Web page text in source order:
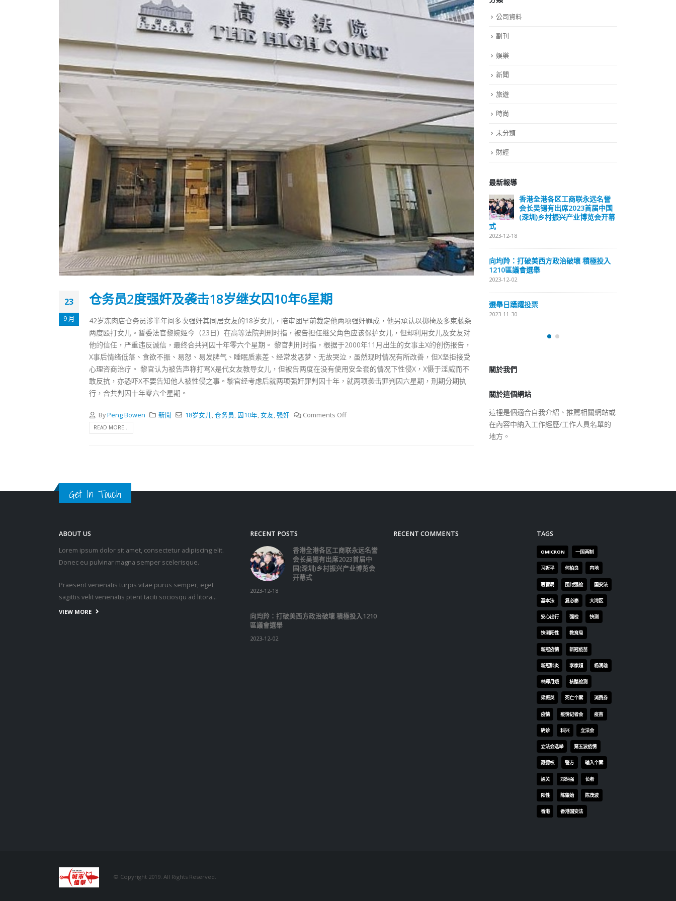
23
9 月
仓务员2度强奸及袭击18岁继女囚10年6星期
42岁冻肉店仓务员涉半年间多次强奸其同居女友的18岁女儿，陪审团早前裁定他两项强奸罪成，他另承认以掷椅及多束藤条
两度殴打女儿。暂委法官黎婉姫今（23日）在高等法院判刑时指，被告担任继父角色应该保护女儿，但却利用女儿及女友对
他的信任，严重违反诚信，最终合共判囚十年零六个星期。 黎官判刑时指，根据于2000年11月出生的女事主X的创伤报告，
X事后情绪低落、食欲不振、易怒、易发脾气、睡眠质素差、经常发恶梦、无故哭泣，虽然现时情况有所改善，但X坚拒接受
心理咨商治疗。 黎官认为被告声称打骂X是代女友教导女儿，但被告两度在没有使用安全套的情况下性侵X，X慑于淫威而不
敢反抗，亦恐吓X不要告知他人被性侵之事。黎官经考虑后就两项强奸罪判囚十年，就两项袭击罪判囚六星期，刑期分期执
行，合共判囚十年零六个星期。
ByPeng Bowen 新聞 18岁女儿,仓务员, 囚10年,女友,强奸 Comments Off
READ MORE...
公司資料
副刊
娛樂
新聞
旅遊
時尚
未分類
財經
最新報導
香港全港各区工商联永远名誉
会长吴锡有出席2023首届中国
(深圳)乡村振兴产业博览会开幕
式
2023-12-18
向均羚：打破美西方政治破壞 積極投入
1210區議會選舉
選舉日踴躍投票
選舉日踴躍投票 文: 朱家健
抹黑候選人涉選舉舞弊 文: 朱家健
2023-11-30
香港公院探访明起无须预约一
图睇清最新安排
香港全港各区工商联永远名誉
会长吴锡有出席2023首届中国
(深圳)乡村振兴产业博览会开幕
式
2023-12-18
向均羚：打破美西方政治破壞 積極投入
1210區議會選舉
2023-12-02
選舉日踴躍投票
2023-11-30
關於我們
關於這個網站
這裡是個適合自我介紹、推薦相關網站或
在內容中納入工作經歷/工作人員名單的
地方。
Get In Touch
ABOUT US
Lorem ipsum dolor sit amet, consectetur adipiscing elit.
Donec eu pulvinar magna semper scelerisque.
Praesent venenatis turpis vitae purus semper, eget
sagittis velit venenatis ptent taciti sociosqu ad litora…
VIEW MORE
RECENT POSTS
香港全港各区工商联永远名誉
会长吴锡有出席2023首届中
国(深圳)乡村振兴产业博览会
开幕式
2023-12-18
向均羚：打破美西方政治破壞 積極投入1210
區議會選舉
2023-12-02
RECENT COMMENTS TAGS
OMICRON 一国两制
习近平 何柏良 内地
医管局 围封强检 国安法
基本法 复必泰 大湾区
安心出行 强检 快测
快测阳性 教育局
新冠疫情 新冠疫苗
新冠肺炎 李家超 杨润雄
林郑月娥 核酸检测
梁振英 死亡个案 消费券
疫情 疫情记者会 疫苗
确诊 科兴 立法会
立法会选举 第五波疫情
聂德权 警方 输入个案
通关 邓炳强 长者
阳性 陈肇始 陈茂波
香港 香港国安法
© Copyright 2019. All Rights Reserved.